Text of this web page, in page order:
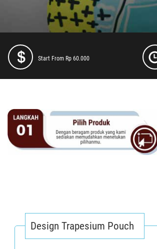
Start From Rp 60.000
Design Trapesium Pouch